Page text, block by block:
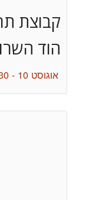
קבוצת
הוד
אוגוסט 10 - 19:30